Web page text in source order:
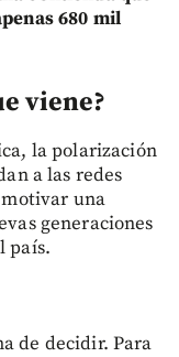
680 mil
viene?
la polarización
a las redes
motivar una
generaciones
país.
de decidir. Para